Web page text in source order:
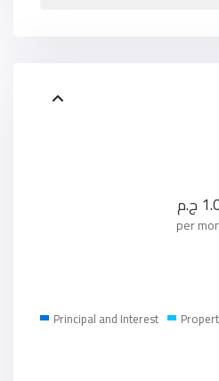
ج.م
per
Principal and Interest